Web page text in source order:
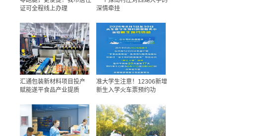
证可全程线上办理
深情牵挂
汇通包装新材料项目投产
赋能遂平食品产业提质
准大学生注意！12306新增
新生入学火车票预约功